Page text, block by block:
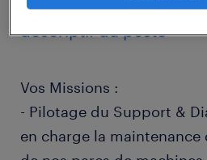
descriptif du poste
Vos Missions :
- Pilotage du Support &
en charge la